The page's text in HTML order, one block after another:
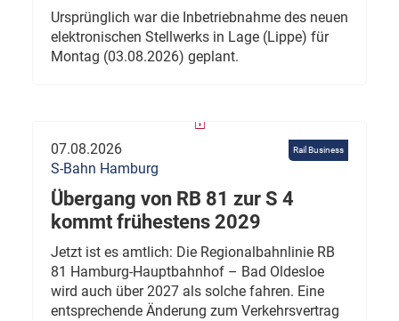
Ursprünglich war die Inbetriebnahme des neuen
elektronischen Stellwerks in Lage (Lippe) für
Montag (03.08.2026) geplant.
Rail Business
07.08.2026
S-Bahn Hamburg
Übergang von RB 81 zur S 4
kommt frühestens 2029
Jetzt ist es amtlich: Die Regionalbahnlinie RB
81 Hamburg-Hauptbahnhof – Bad Oldesloe
wird auch über 2027 als solche fahren. Eine
entsprechende Änderung zum Verkehrsvertrag